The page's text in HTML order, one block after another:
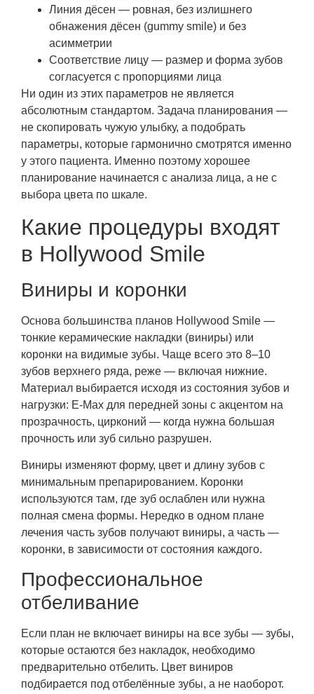
Линия дёсен — ровная, без излишнего
обнажения дёсен (gummy smile) и без
асимметрии
Соответствие лицу — размер и форма зубов
согласуется с пропорциями лица
Ни один из этих параметров не является
абсолютным стандартом. Задача планирования —
не скопировать чужую улыбку, а подобрать
параметры, которые гармонично смотрятся именно
у этого пациента. Именно поэтому хорошее
планирование начинается с анализа лица, а не с
выбора цвета по шкале.
Какие процедуры входят
в Hollywood Smile
Виниры и коронки
Основа большинства планов Hollywood Smile —
тонкие керамические накладки (виниры) или
коронки на видимые зубы. Чаще всего это 8–10
зубов верхнего ряда, реже — включая нижние.
Материал выбирается исходя из состояния зубов и
нагрузки: E-Max для передней зоны с акцентом на
прозрачность, цирконий — когда нужна большая
прочность или зуб сильно разрушен.
Виниры изменяют форму, цвет и длину зубов с
минимальным препарированием. Коронки
используются там, где зуб ослаблен или нужна
полная смена формы. Нередко в одном плане
лечения часть зубов получают виниры, а часть —
коронки, в зависимости от состояния каждого.
Профессиональное
отбеливание
Если план не включает виниры на все зубы — зубы,
которые остаются без накладок, необходимо
предварительно отбелить. Цвет виниров
подбирается под отбелённые зубы, а не наоборот.